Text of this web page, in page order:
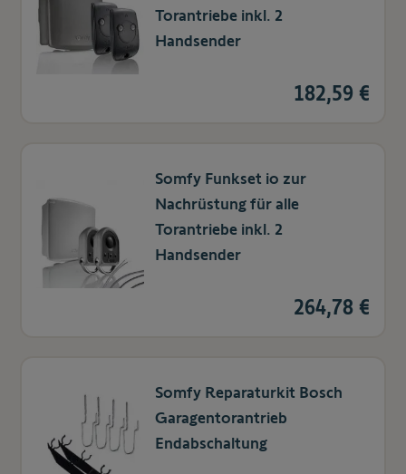
Torantriebe inkl. 2
Handsender
182,59 €
Somfy Funkset io zur
Nachrüstung für alle
Torantriebe inkl. 2
Handsender
264,78 €
Somfy Reparaturkit Bosch
Garagentorantrieb
Endabschaltung